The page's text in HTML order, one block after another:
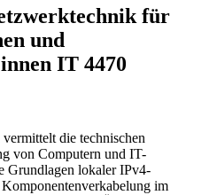
für
und
IT 4470
die technischen
von Computern und IT-
Grundlagen lokaler IPv4-
im